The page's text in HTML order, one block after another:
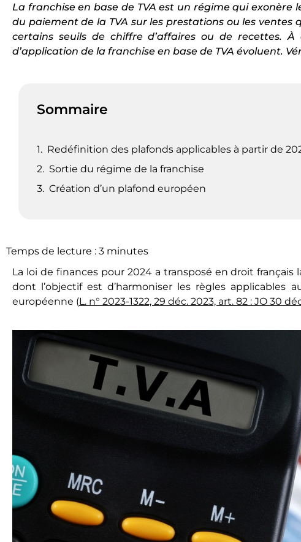
La franchise en base de TVA est un régime qui
du paiement de la TVA sur les prestations ou les ventes
certains seuils de chiffre d’affaires ou de recettes.
d’application de la franchise en base de TVA évoluent.
Sommaire
Redéfinition des plafonds applicables à partir de
Sortie du régime de la franchise
Création d’un plafond européen
Temps de lecture : 3 minutes
La loi de finances pour 2024 a transposé en droit français
dont l’objectif est d’harmoniser les règles applicables
européenne (L. n° 2023-1322, 29 déc. 2023, art. 82 : JO 30